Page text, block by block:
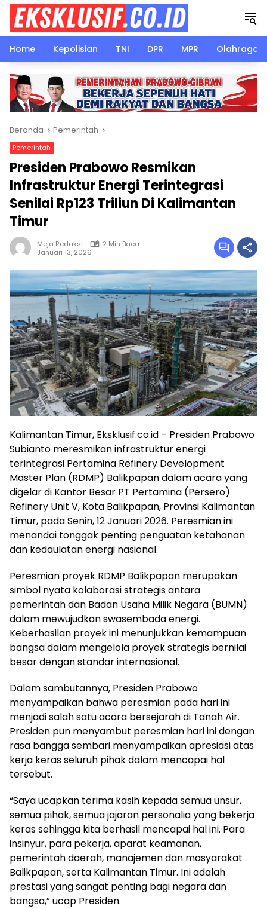
Langsung
konten
Home
Kepolisian TNI DPR MPR Olahraga
Beranda Pemerintah
Pemerintah
Presiden Prabowo Resmikan
Infrastruktur Energi Terintegrasi
Senilai Rp123 Triliun Di Kalimantan
Timur
Meja Redaksi
2 Min Baca
Januari 13, 2026
Kalimantan Timur, Eksklusif.co.id – Presiden Prabowo
Subianto meresmikan infrastruktur energi
terintegrasi Pertamina Refinery Development
Master Plan (RDMP) Balikpapan dalam acara yang
digelar di Kantor Besar PT Pertamina (Persero)
Refinery Unit V, Kota Balikpapan, Provinsi Kalimantan
Timur, pada Senin, 12 Januari 2026. Peresmian ini
menandai tonggak penting penguatan ketahanan
dan kedaulatan energi nasional.
Peresmian proyek RDMP Balikpapan merupakan
simbol nyata kolaborasi strategis antara
pemerintah dan Badan Usaha Milik Negara (BUMN)
dalam mewujudkan swasembada energi.
Keberhasilan proyek ini menunjukkan kemampuan
bangsa dalam mengelola proyek strategis bernilai
besar dengan standar internasional.
Dalam sambutannya, Presiden Prabowo
menyampaikan bahwa peresmian pada hari ini
menjadi salah satu acara bersejarah di Tanah Air.
Presiden pun menyambut peresmian hari ini dengan
rasa bangga sembari menyampaikan apresiasi atas
kerja keras seluruh pihak dalam mencapai hal
tersebut.
“Saya ucapkan terima kasih kepada semua unsur,
semua pihak, semua jajaran personalia yang bekerja
keras sehingga kita berhasil mencapai hal ini. Para
insinyur, para pekerja, aparat keamanan,
pemerintah daerah, manajemen dan masyarakat
Balikpapan, serta Kalimantan Timur. Ini adalah
prestasi yang sangat penting bagi negara dan
bangsa,” ucap Presiden.